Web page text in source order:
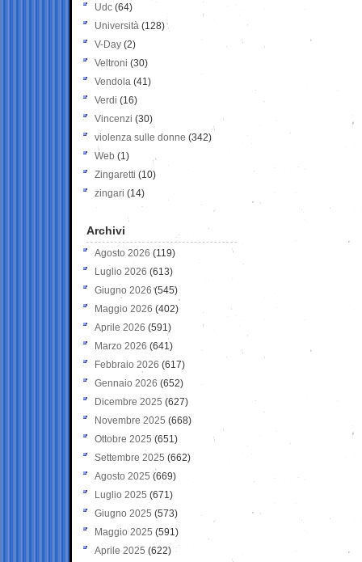
Udc (64)
Università (128)
V-Day (2)
Veltroni (30)
Vendola (41)
Verdi (16)
Vincenzi (30)
violenza sulle donne (342)
Web (1)
Zingaretti (10)
zingari (14)
Archivi
Agosto 2026 (119)
Luglio 2026 (613)
Giugno 2026 (545)
Maggio 2026 (402)
Aprile 2026 (591)
Marzo 2026 (641)
Febbraio 2026 (617)
Gennaio 2026 (652)
Dicembre 2025 (627)
Novembre 2025 (668)
Ottobre 2025 (651)
Settembre 2025 (662)
Agosto 2025 (669)
Luglio 2025 (671)
Giugno 2025 (573)
Maggio 2025 (591)
Aprile 2025 (622)